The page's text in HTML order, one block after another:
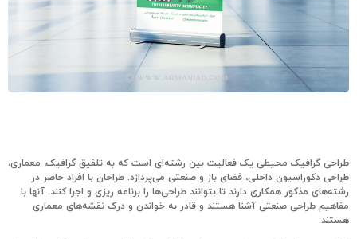
طراحی گرافیک محیطی یک فعالیت بین رشته‌ای است که به تلفیق گرافیک، معماری،
طراحی دکوراسیون داخلی، فضای باز و صنعتی می‌پردازد. طراحان با افراد حاضر در
رشته‌های مذکور همکاری دارند تا بتوانند طراحی‌ها را برنامه ریزی و اجرا کنند. آنها با
مفاهیم طراحی صنعتی آشنا هستند و قادر به خواندن و درک نقشه‌های معماری
هستند.